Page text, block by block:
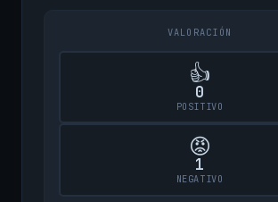
VALORACIÓN
👍
0
POSITIVO
😡
1
NEGATIVO